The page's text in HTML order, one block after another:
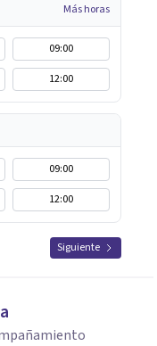
Más horas
09:00
12:00
09:00
12:00
Siguiente